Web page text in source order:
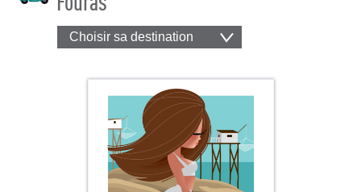
Choisir sa destination